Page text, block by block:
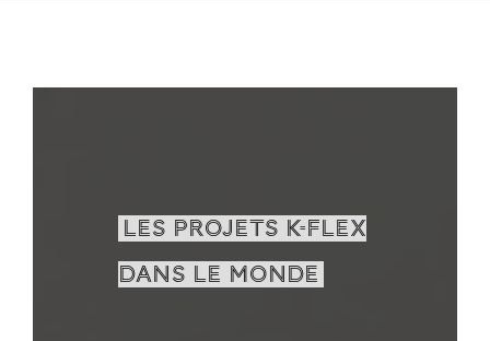
LES PROJETS K-FLEX
DANS LE MONDE